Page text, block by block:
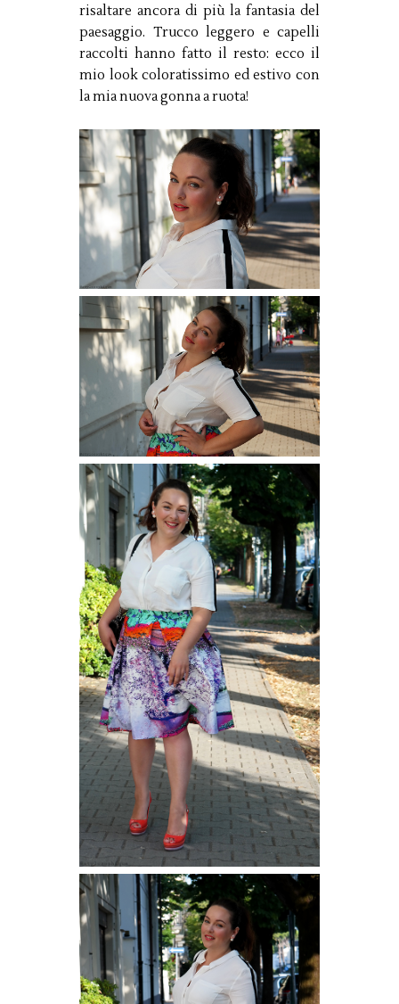
risaltare ancora di più la fantasia del
paesaggio. Trucco leggero e capelli
raccolti hanno fatto il resto: ecco il
mio look coloratissimo ed estivo con
la mia nuova gonna a ruota!